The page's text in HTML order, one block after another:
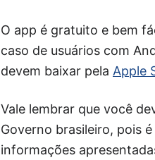
O app é gratuito e bem
caso de usuários com
devem baixar pela Apple
Vale lembrar que você
Governo brasileiro, pois
informações